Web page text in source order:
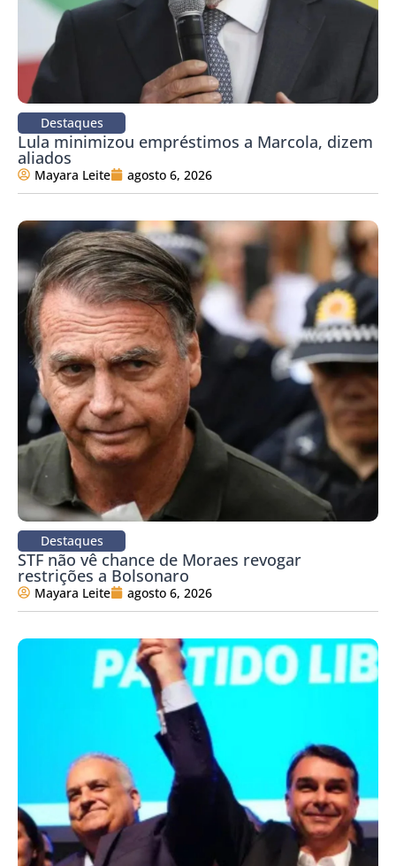
Destaques
Lula minimizou empréstimos a Marcola, dizem
aliados
Mayara Leite agosto 6, 2026
Destaques
STF não vê chance de Moraes revogar
restrições a Bolsonaro
Mayara Leite agosto 6, 2026